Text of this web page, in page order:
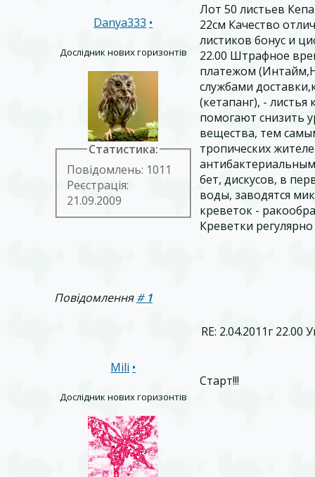
Danya333 •
Дослідник нових горизонтів
Статистика:
Повідомлень: 1011
Реєстрація:
21.09.2009
Лот 50 листьев
22см Качество
листиков бонус и
22.00 Штрафное
платежом
службами
(кетапанг), - листья
помогают снизить
вещества, тем
тропических
бет, дискусов, в
воды, заводятся
креветок -
Креветки
Повідомлення# 1
RE: 2.04.2011г
Mili •
Дослідник нових горизонтів
Старт!!!